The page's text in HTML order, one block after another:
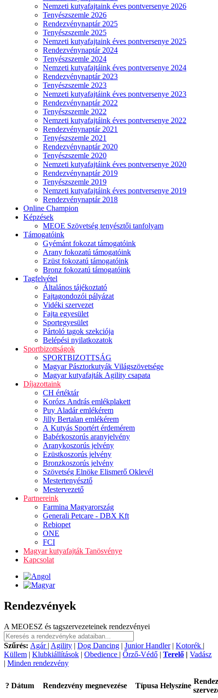
Nemzeti kutyafajtaink éves pontversenye 2026
Tenyészszemle 2026
Rendezvénynaptár 2025
Tenyészszemle 2025
Nemzeti kutyafajtaink éves pontversenye 2025
Rendezvénynaptár 2024
Tenyészszemle 2024
Nemzeti kutyafajtáink éves pontversenye 2024
Rendezvénynaptár 2023
Tenyészszemle 2023
Nemzeti kutyafajtáink éves pontversenye 2023
Rendezvénynaptár 2022
Tenyészszemle 2022
Nemzeti kutyafajtáink éves pontversenye 2022
Rendezvénynaptár 2021
Tenyészszemle 2021
Rendezvénynaptár 2020
Tenyészszemle 2020
Nemzeti kutyafajtáink éves pontversenye 2020
Rendezvénynaptár 2019
Tenyészszemle 2019
Nemzeti kutyafajtáink éves pontversenye 2019
Rendezvénynaptár 2018
Online Champion
Képzések
MEOE Szövetség tenyésztői tanfolyam
Támogatóink
Gyémánt fokozat támogatóink
Arany fokozatú támogatóink
Ezüst fokozatú támogatóink
Bronz fokozatú támogatóink
Tagfelvétel
Általános tájékoztató
Fajtagondozói pályázat
Vidéki szervezet
Fajta egyesület
Sportegyesület
Pártoló tagok szekciója
Belépési nyilatkozatok
Sportbizottságok
SPORTBIZOTTSÁG
Magyar Pásztorkutyák Világszövetsége
Magyar kutyafajták Agility csapata
Díjazottaink
CH értéktár
Korózs András emlékplakett
Puy Aladár emlékérem
Jilly Bertalan emlékérem
A Kutyás Sportért érdemérem
Babérkoszorús aranyjelvény
Aranykoszorús jelvény
Ezüstkoszorús jelvény
Bronzkoszorús jelvény
Szövetség Elnöke Elismerő Oklevél
Mestertenyésztő
Mestervezető
Partnereink
Farmina Magyarország
Generali Petcare - DBX Kft
Rebiopet
ONE
FCI
Magyar kutyafajták Tanösvénye
Kapcsolat
Rendezvények
A MEOESZ és tagszervezeteinek rendezvényei
Szűrés: Agár | Agility | Dog Dancing | Junior Handler| Kotorék |
Küllem | Klubkiállítások | Obedience | Őrző-Védő | Terelő | Vadász
| Minden rendezvény
? Dátum Rendezvény megnevezése Típusa Helyszíne